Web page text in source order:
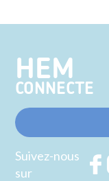
HEM
CONNECTE
Suivez-nous
sur